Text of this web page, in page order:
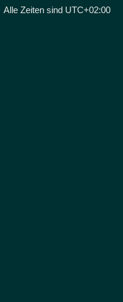
Alle Zeiten sind UTC+02:00